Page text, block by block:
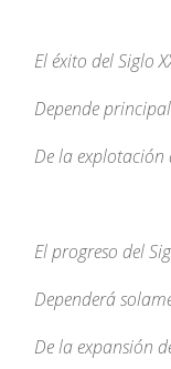
El éxito del Siglo
Depende
De la
El progreso del
Dependerá
De la expansión